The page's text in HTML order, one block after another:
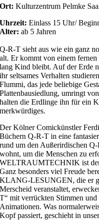
Ort: Kulturzentrum Pelmke
Uhrzeit: Einlass 15 Uhr/
Alter: ab 5 Jahren
Q-R-T sieht aus wie ein ganz
alt. Er kommt von einem
lang Kind bleibt. Auf der Erde
ihr seltsames Verhalten
Flummi, das jede beliebige
Plattenbausiedlung, umringt
halten die Erdlinge ihn für ein
merkwürdiges.
Der Kölner Comickünstler
Büchern Q-R-T in eine
rund um den Außerirdischen
wohnt, um die Menschen zu
WELTRAUMTECHNIK ist der
Ganz besonders viel Freude
KLANG-LESUNGEN, die er
Merscheid veranstaltet,
T“ mit verrückten Stimmen
Animationen. Was
Kopf passiert, geschieht in